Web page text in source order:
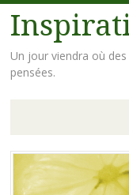
Un jour viendra où
pensées.
Aller
au